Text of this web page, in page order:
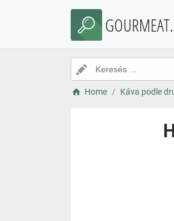
Home Káva podle